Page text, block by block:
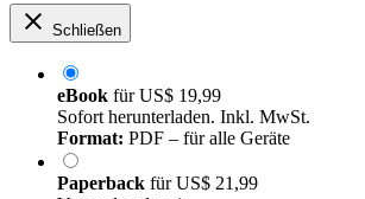
Schließen
eBook fürUS$ 19,99
Sofort herunterladen. Inkl. MwSt.
Format: PDF – für alle Geräte
Paperback fürUS$ 21,99